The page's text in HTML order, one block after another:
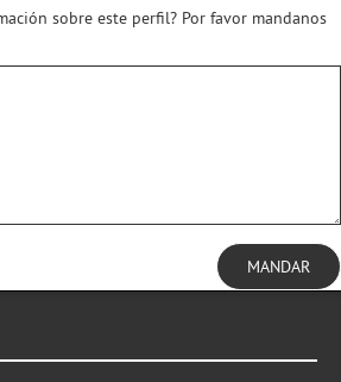
sobre este perfil? Por favor mandanos
MANDAR